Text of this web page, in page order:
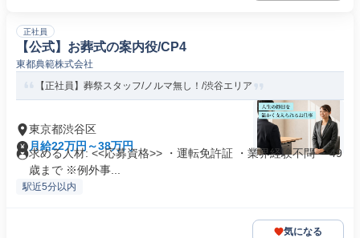
正社員
【公式】お葬式の案内役/CP4
東都典範株式会社
【正社員】葬祭スタッフ/ノルマ無し！/渋谷エリア
東京都渋谷区
月給22万円～38万円
求める人材: <<応募資格>> ・運転免許証 ・業界経験不問 ・49
歳まで ※例外事...
駅近5分以内
気になる